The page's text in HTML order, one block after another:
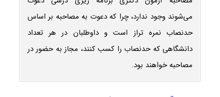
می‌شوند وجود ندارد، چرا که دعوت به مصاحبه بر اساس
حدنصاب نمره تراز است و داوطلبان در هر تعداد
دانشگاهی که حدنصاب را کسب کنند، مجاز به حضور در
مصاحبه خواهند بود.